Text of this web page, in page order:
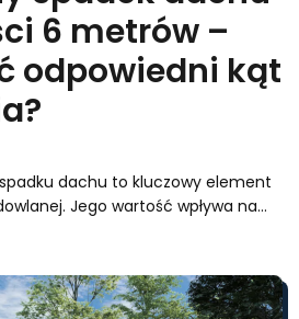
6 metrów –
odpowiedni kąt
dachu to kluczowy element
Jego wartość wpływa na…